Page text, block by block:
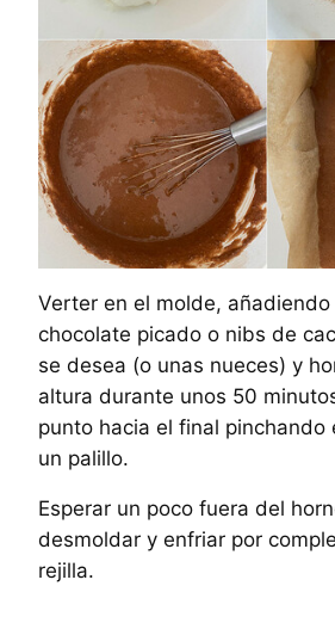
Verter en el molde,
chocolate picado o nibs de
se desea (o unas nueces) y
altura durante unos 50
punto hacia el final pinchando
un palillo.
Esperar un poco fuera del
desmoldar y enfriar por
rejilla.